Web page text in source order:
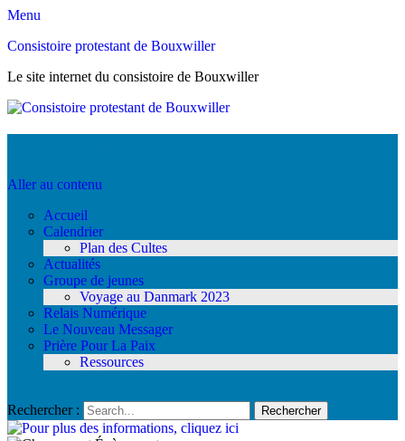
Menu
Consistoire protestant de Bouxwiller
Le site internet du consistoire de Bouxwiller
Aller au contenu
Accueil
Calendrier
Plan des Cultes
Actualités
Groupe de jeunes
Voyage au Danmark 2023
Relais Numérique
Le Nouveau Messager
Prière Pour La Paix
Ressources
Rechercher :